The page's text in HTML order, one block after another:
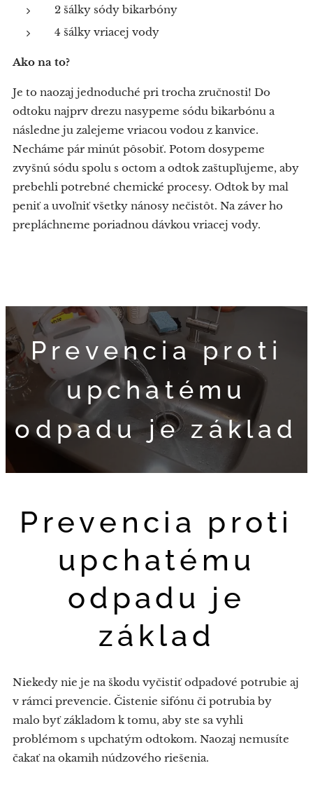
2 šálky sódy bikarbóny
4 šálky vriacej vody
Ako na to?
Je to naozaj jednoduché pri trocha zručnosti! Do
odtoku najprv drezu nasypeme sódu bikarbónu a
následne ju zalejeme vriacou vodou z kanvice.
Necháme pár minút pôsobiť. Potom dosypeme
zvyšnú sódu spolu s octom a odtok zaštupľujeme, aby
prebehli potrebné chemické procesy. Odtok by mal
peniť a uvoľniť všetky nánosy nečistôt. Na záver ho
prepláchneme poriadnou dávkou vriacej vody.
Prevencia proti
upchatému
odpadu je základ
Prevencia proti
upchatému
odpadu je
základ
Niekedy nie je na škodu vyčistiť odpadové potrubie aj
v rámci prevencie. Čistenie sifónu či potrubia by
malo byť základom k tomu, aby ste sa vyhli
problémom s upchatým odtokom. Naozaj nemusíte
čakať na okamih núdzového riešenia.